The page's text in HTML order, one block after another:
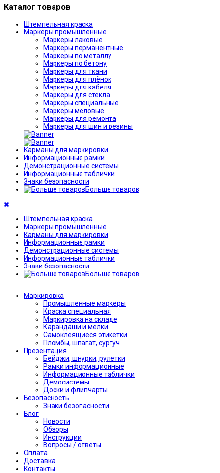
Каталог товаров
Штемпельная краска
Маркеры промышленные
Маркеры лаковые
Маркеры перманентные
Маркеры по металлу
Маркеры по бетону
Маркеры для ткани
Маркеры для плёнок
Маркеры для кабеля
Маркеры для стекла
Маркеры специальные
Маркеры меловые
Маркеры для ремонта
Маркеры для шин и резины
Карманы для маркировки
Информационные рамки
Демонстрационные системы
Информационные таблички
Знаки безопасности
Больше товаров
Штемпельная краска
Маркеры промышленные
Карманы для маркировки
Информационные рамки
Демонстрационные системы
Информационные таблички
Знаки безопасности
Больше товаров
Маркировка
Промышленные маркеры
Краска специальная
Маркировка на складе
Карандаши и мелки
Самоклеящиеся этикетки
Пломбы, шпагат, сургуч
Презентация
Бейджи, шнурки, рулетки
Рамки информационные
Информационные таблички
Демосистемы
Доски и флипчарты
Безопасность
Знаки безопасности
Блог
Новости
Обзоры
Инструкции
Вопросы / ответы
Оплата
Доставка
Контакты